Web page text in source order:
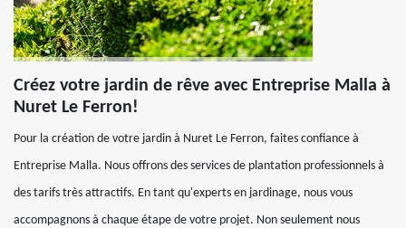
Créez votre jardin de rêve avec Entreprise Malla à
Nuret Le Ferron!
Pour la création de votre jardin à Nuret Le Ferron, faites confiance à
Entreprise Malla. Nous offrons des services de plantation professionnels à
des tarifs très attractifs. En tant qu'experts en jardinage, nous vous
accompagnons à chaque étape de votre projet. Non seulement nous